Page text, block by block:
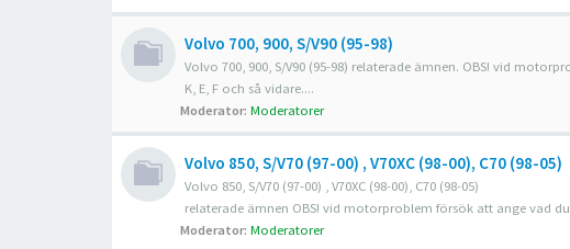
Volvo 700, 900, S/V90 (95-98)
Volvo 700, 900, S/V90 (95-98) relaterade ämnen. OBS! vid
K, E, F och så vidare....
Moderator: Moderatorer
Volvo 850, S/V70 (97-00) , V70XC (98-00), C70 (98-05)
Volvo 850, S/V70 (97-00) , V70XC (98-00), C70 (98-05)
relaterade ämnen OBS! vid motorproblem försök att ange vad
Moderator: Moderatorer